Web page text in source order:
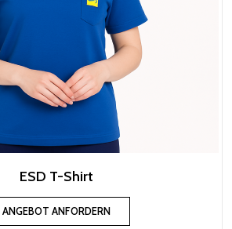
ESD T-Shirt
ANGEBOT ANFORDERN